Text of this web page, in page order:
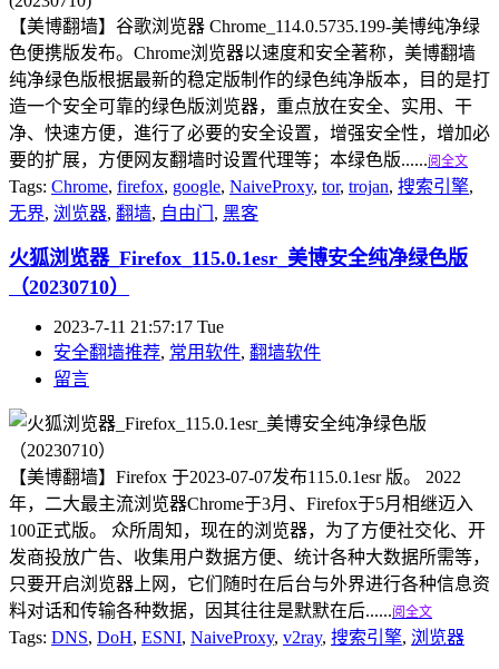
【美博翻墙】谷歌浏览器 Chrome_114.0.5735.199-美博纯净绿
色便携版发布。Chrome浏览器以速度和安全著称，美博翻墙
纯净绿色版根据最新的稳定版制作的绿色纯净版本，目的是打
造一个安全可靠的绿色版浏览器，重点放在安全、实用、干
净、快速方便，進行了必要的安全设置，增强安全性，增加必
要的扩展，方便网友翻墙时设置代理等；本绿色版......阅全文
Tags: Chrome, firefox, google, NaiveProxy, tor, trojan, 搜索引擎,
无界, 浏览器, 翻墙, 自由门 , 黑客
火狐浏览器_Firefox_115.0.1esr_美博安全纯净绿色版
（20230710）
2023-7-11 21:57:17 Tue
安全翻墙推荐, 常用软件, 翻墙软件
留言
【美博翻墙】Firefox 于2023-07-07发布115.0.1esr 版。 2022
年，二大最主流浏览器Chrome于3月、Firefox于5月相继迈入
100正式版。 众所周知，现在的浏览器，为了方便社交化、开
发商投放广告、收集用户数据方便、统计各种大数据所需等，
只要开启浏览器上网，它们随时在后台与外界进行各种信息资
料对话和传输各种数据，因其往往是默默在后......阅全文
Tags: DNS, DoH, ESNI, NaiveProxy, v2ray, 搜索引擎, 浏览器